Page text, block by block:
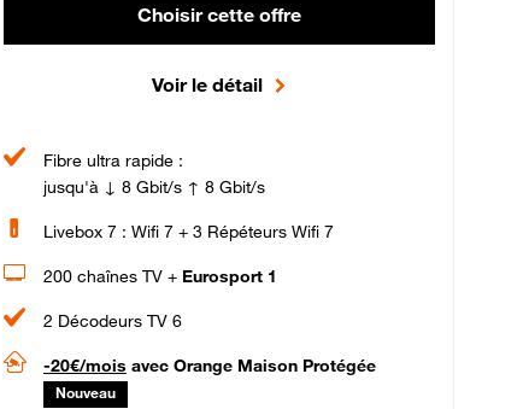
Choisir cette offre
Voir le détail
Fibre ultra rapide :
jusqu'à ↓ 8 Gbit/s ↑ 8 Gbit/s
Livebox 7 : Wifi 7 + 3 Répéteurs Wifi 7
200 chaînes TV + Eurosport 1
2 Décodeurs TV 6
-20€/mois avec Orange Maison Protégée
Nouveau